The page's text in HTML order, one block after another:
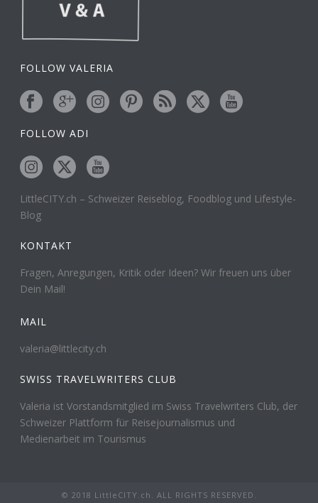
FOLLOW VALERIA
FOLLOW ADI
LittleCITY.ch – Schweizer Reiseblog, Foodblog und Lifestyle-
Blog
KONTAKT
Fragen, Anregungen, Kritik oder Ideen? Wir freuen uns über
Dein Mail!
MAIL
valeria@littlecity.ch
SWISS TRAVELWRITERS CLUB
Valeria ist Vorstandsmitglied im Swiss Travelwriters Club, der
Schweizer Plattform für Reisejournalismus und
Medienarbeit im Tourismus
© 2018 LittleCITY.ch. ALL RIGHTS RESERVED.